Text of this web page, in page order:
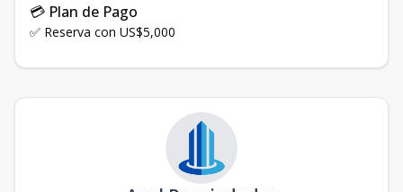
💳 Plan de Pago
✅ Reserva con US$5,000